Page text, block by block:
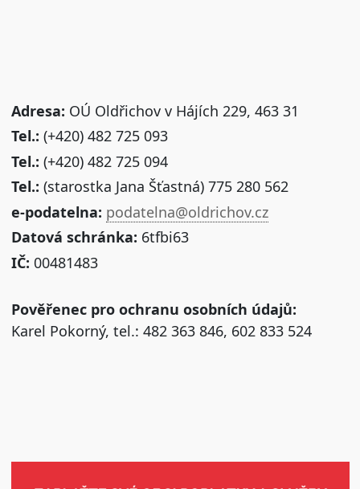
Adresa: OÚ Oldřichov v Hájích 229, 463 31
Tel.: (+420) 482 725 093
Tel.: (+420) 482 725 094
Tel.: (starostka Jana Šťastná) 775 280 562
e-podatelna: podatelna@oldrichov.cz
Datová schránka: 6tfbi63
IČ: 00481483
Pověřenec pro ochranu osobních údajů:
Karel Pokorný, tel.: 482 363 846, 602 833 524